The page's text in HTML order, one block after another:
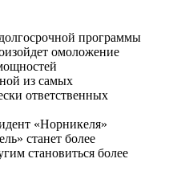
программы
омоложение
из самых
ответственных
«Норникеля»
станет более
становиться более